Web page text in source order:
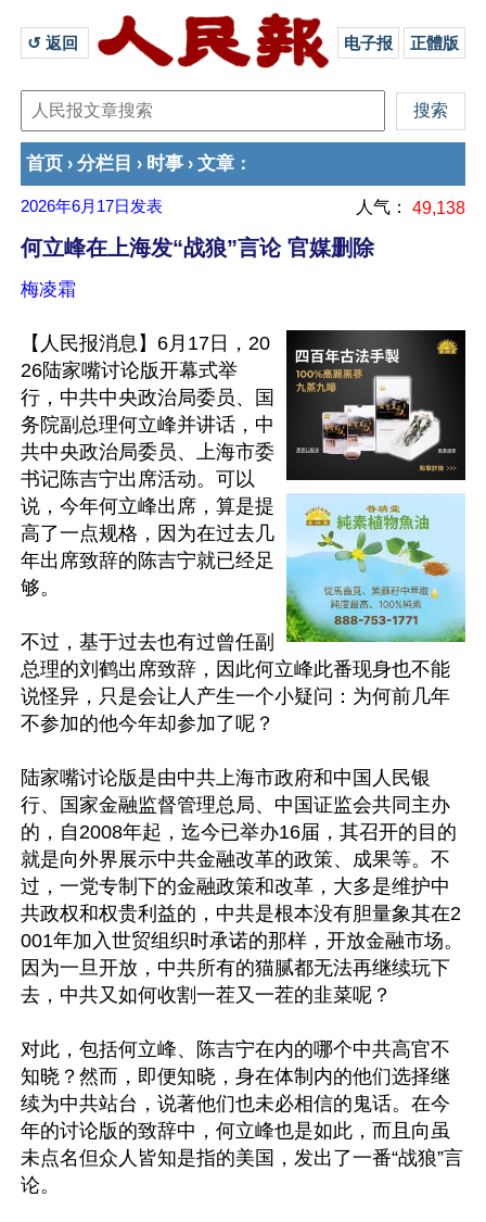
↺ 返回 电子报 正體版
首页 › 分栏目 › 时事 › 文章 ：
2026年6月17日 发表 人气： 49,138
何立峰在上海发“战狼”言论 官媒删除
梅凌霜
【人民报消息】6月17日，20
26陆家嘴讨论版开幕式举
行，中共中央政治局委员、国
务院副总理何立峰并讲话，中
共中央政治局委员、上海市委
书记陈吉宁出席活动。可以
说，今年何立峰出席，算是提
高了一点规格，因为在过去几
年出席致辞的陈吉宁就已经足
够。
不过，基于过去也有过曾任副
总理的刘鹤出席致辞，因此何立峰此番现身也不能
说怪异，只是会让人产生一个小疑问：为何前几年
不参加的他今年却参加了呢？
陆家嘴讨论版是由中共上海市政府和中国人民银
行、国家金融监督管理总局、中国证监会共同主办
的，自2008年起，迄今已举办16届，其召开的目的
就是向外界展示中共金融改革的政策、成果等。不
过，一党专制下的金融政策和改革，大多是维护中
共政权和权贵利益的，中共是根本没有胆量象其在2
001年加入世贸组织时承诺的那样，开放金融市场。
因为一旦开放，中共所有的猫腻都无法再继续玩下
去，中共又如何收割一茬又一茬的韭菜呢？
对此，包括何立峰、陈吉宁在内的哪个中共高官不
知晓？然而，即便知晓，身在体制内的他们选择继
续为中共站台，说著他们也未必相信的鬼话。在今
年的讨论版的致辞中，何立峰也是如此，而且向虽
未点名但众人皆知是指的美国，发出了一番“战狼”言
论。